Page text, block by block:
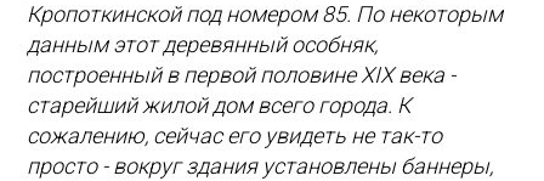
Кропоткинской под номером 85. По некоторым
данным этот деревянный особняк,
построенный в первой половине XIX века -
старейший жилой дом всего города. К
сожалению, сейчас его увидеть не так-то
просто - вокруг здания установлены баннеры,